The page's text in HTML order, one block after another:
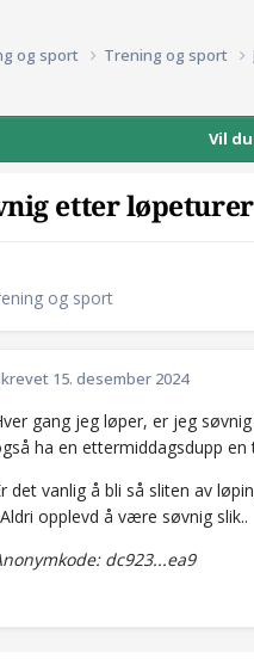
og sport Trening og sport
Vil
etter løpeturer
og sport
15. desember 2024
gang jeg løper, er jeg
ha en ettermiddagsdupp
det vanlig å bli så sliten av
opplevd å være søvnig slik..
dc923...ea9